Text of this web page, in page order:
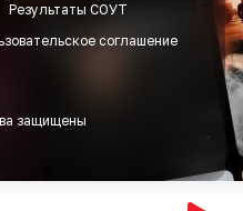
Результаты СОУТ
соглашение
защищены